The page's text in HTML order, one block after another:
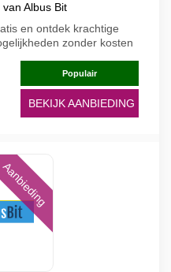
Albus Bit
en ontdek krachtige
zonder kosten
Populair
BEKIJK AANBIEDING
Aanbieding